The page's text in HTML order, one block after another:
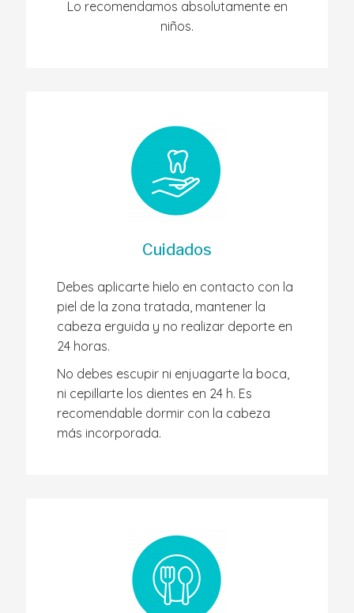
Lo recomendamos absolutamente en
niños.
Cuidados
Debes aplicarte hielo en contacto con la
piel de la zona tratada, mantener la
cabeza erguida y no realizar deporte en
24 horas.
No debes escupir ni enjuagarte la boca,
ni cepillarte los dientes en 24 h. Es
recomendable dormir con la cabeza
más incorporada.